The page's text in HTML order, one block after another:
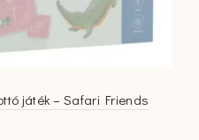
játék – Safari Friends